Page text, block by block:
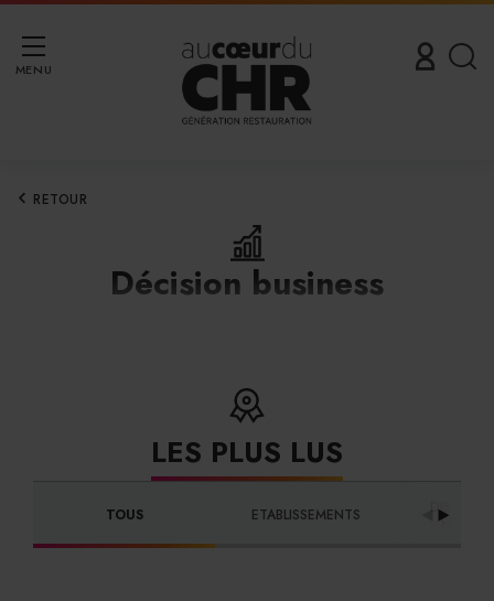
MENU
RETOUR
Décision business
LES PLUS LUS
TOUS ETABLISSEMENTS